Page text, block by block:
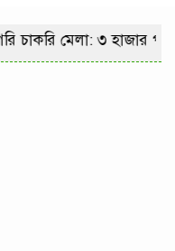
চাকরি মেলা: ৩ হাজার